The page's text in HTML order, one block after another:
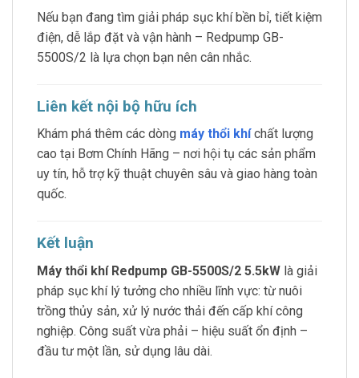
Nếu bạn đang tìm giải pháp sục khí bền bỉ, tiết kiệm
điện, dễ lắp đặt và vận hành – Redpump GB-
5500S/2 là lựa chọn bạn nên cân nhắc.
Liên kết nội bộ hữu ích
Khám phá thêm các dòng máy thổi khíchất lượng
cao tại Bơm Chính Hãng – nơi hội tụ các sản phẩm
uy tín, hỗ trợ kỹ thuật chuyên sâu và giao hàng toàn
quốc.
Kết luận
Máy thổi khí Redpump GB-5500S/2 5.5kW là giải
pháp sục khí lý tưởng cho nhiều lĩnh vực: từ nuôi
trồng thủy sản, xử lý nước thải đến cấp khí công
nghiệp. Công suất vừa phải – hiệu suất ổn định –
đầu tư một lần, sử dụng lâu dài.